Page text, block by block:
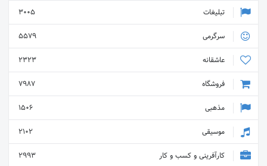
تبلیغات
3005
سرگرمی
5579
عاشقانه
2323
فروشگاه
7987
مذهبی
1506
موسیقی
2102
کارآفرینی و کسب و کار
2993